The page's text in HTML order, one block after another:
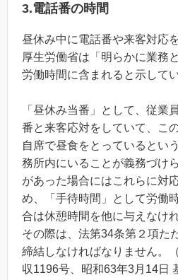
3.電話番の時間
昼休み中に電話番や来客対応
厚生労働省は「明らかに業務
労働時間に含まれると示してい
「昼休み当番」として、従業
番と来客応対をしていて、こ
自席で昼食をとっているとい
務所内にいることが義務づけ
があった場合にはこれらに対
め、「手待時間」として労働
合は休憩時間を他に与えなけ
その際は、法第34条第２項た
締結しなければなりません。
収1196号、昭和63年3月14日